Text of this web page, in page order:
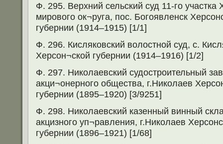
Ф. 295. Верхний сельский суд 11-го участка
мирового ок¬руга, пос. Богоявленск
губернии (1914–1915) [1/1]
Ф. 296. Кисляковский волостной суд, с.
Херсон¬ской губернии (1914–1916) [1/2]
Ф. 297. Николаевский судостроительный
акци¬онерного общества, г.Николаев
губернии (1895–1920) [3/9251]
Ф. 298. Николаевский казенный винный
акцизного уп¬равления, г.Николаев
губернии (1896–1921) [1/68]